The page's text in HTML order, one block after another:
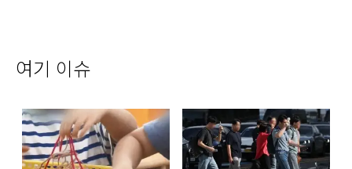
여기 이슈